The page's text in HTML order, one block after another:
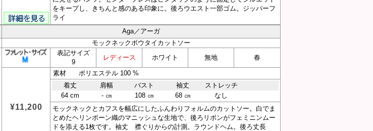
をキープし、きちんと感のある印象に。後ろウエスト一部ゴム。ジッパーフ
ライ
Aga／アーガ
モックネックボウタイカットソー
表記サイズ
9
レディース ホワイト 無地 春
¥11,200
素材 ポリエステル 100 %
着丈
肩幅 バスト 袖丈
ストレッチ
64 cm
- ㎝ 108 ㎝ 68 ㎝
なし
モックネックとカフスを幅広にしたふんわりフォルムのカットソー。白でま
とめたヘリンボーン織のマニッシュな生地で、後ろリボンがフェミニンムー
ドを添える1枚です。袖丈 襟ぐりからの計測。ラウンドヘム。後ろ丈長